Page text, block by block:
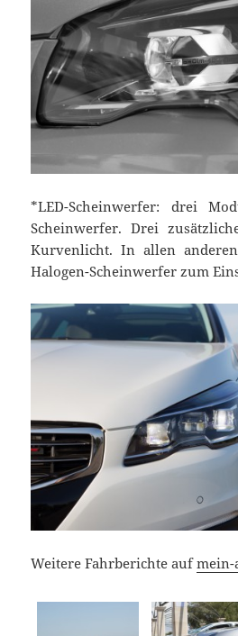
*LED-Scheinwerfer: drei
Scheinwerfer. Drei
Kurvenlicht. In allen
Halogen-Scheinwerfer zum
Weitere Fahrberichte aufmein-